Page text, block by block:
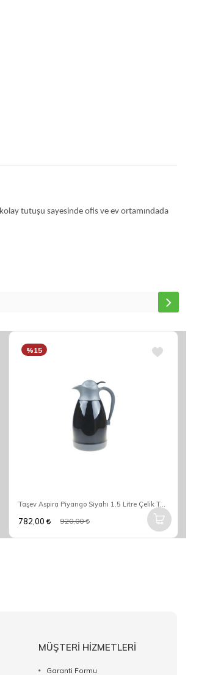
kolay tutuşu sayesinde ofis ve ev ortamındada
Taşev Aspira Piyango Siyahı 1.5 Litre Çelik Termos T3464
%15
782,00 920,00
MÜŞTERİ HİZMETLERİ
Garanti Formu